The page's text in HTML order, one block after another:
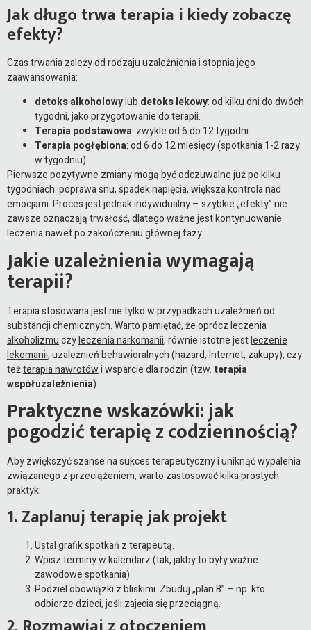
Jak długo trwa terapia i kiedy zobaczę
efekty?
Czas trwania zależy od rodzaju uzależnienia i stopnia jego
zaawansowania:
detoks alkoholowylub detoks lekowy: od kilku dni do dwóch
tygodni, jako przygotowanie do terapii.
Terapia podstawowa: zwykle od 6 do 12 tygodni.
Terapia pogłębiona: od 6 do 12 miesięcy (spotkania 1-2 razy
w tygodniu).
Pierwsze pozytywne zmiany mogą być odczuwalne już po kilku
tygodniach: poprawa snu, spadek napięcia, większa kontrola nad
emocjami. Proces jest jednak indywidualny – szybkie „efekty” nie
zawsze oznaczają trwałość, dlatego ważne jest kontynuowanie
leczenia nawet po zakończeniu głównej fazy.
Jakie uzależnienia wymagają
terapii?
Terapia stosowana jest nie tylko w przypadkach uzależnień od
substancji chemicznych. Warto pamiętać, że opróczleczenia
alkoholizmuczyleczenia narkomanii, równie istotne jestleczenie
lekomanii, uzależnień behawioralnych (hazard, Internet, zakupy), czy
teżterapia nawrotówi wsparcie dla rodzin (tzw. terapia
współuzależnienia).
Praktyczne wskazówki: jak
pogodzić terapię z codziennością?
Aby zwiększyć szanse na sukces terapeutyczny i uniknąć wypalenia
związanego z przeciążeniem, warto zastosować kilka prostych
praktyk:
1. Zaplanuj terapię jak projekt
Ustal grafik spotkań z terapeutą.
Wpisz terminy w kalendarz (tak, jakby to były ważne
zawodowe spotkania).
Podziel obowiązki z bliskimi. Zbuduj „plan B” – np. kto
odbierze dzieci, jeśli zajęcia się przeciągną.